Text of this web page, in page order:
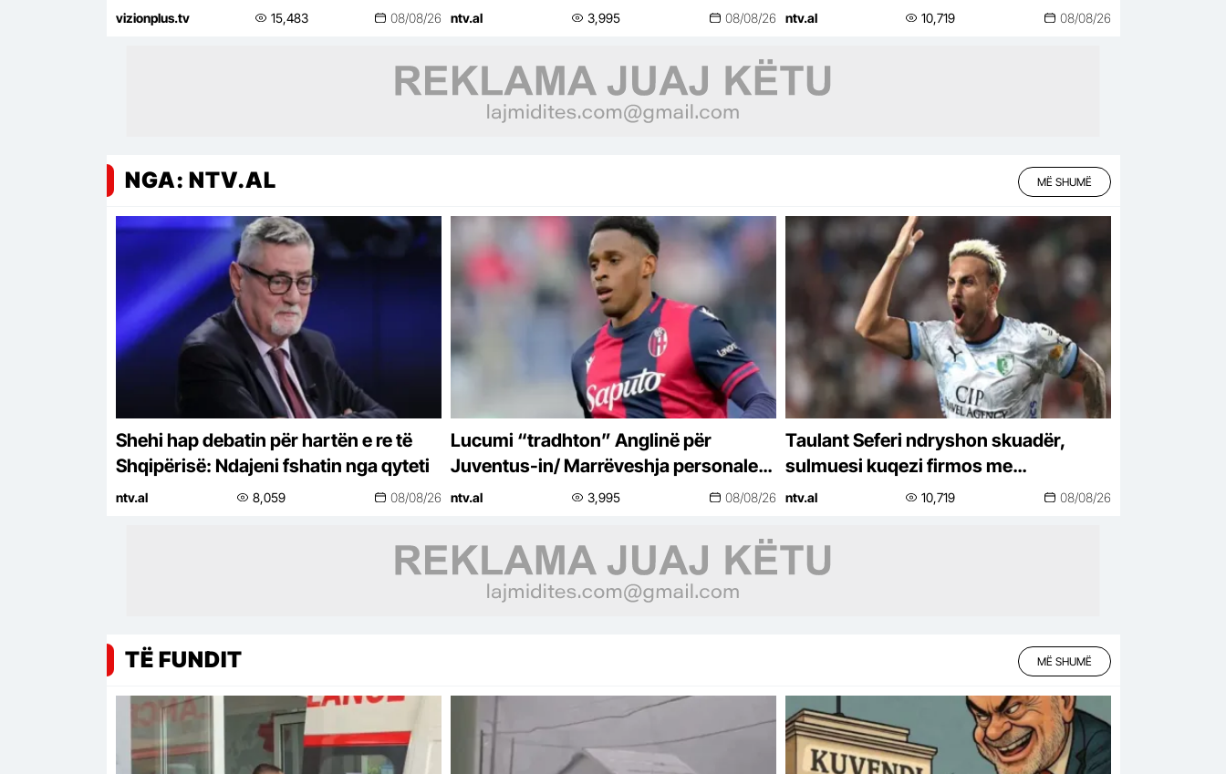
lartë e topit të golit të Maradonës
vizionplus.tv 15,483 08/08/26
5 vite në Torino
ntv.al 3,995 08/08/26
Kayserisporin
ntv.al 10,719 08/08/26
NGA: NTV.AL MË SHUMË
Shehi hap debatin për hartën e re të
Shqipërisë: Ndajeni fshatin nga qyteti
ntv.al 8,059 08/08/26
Lucumi “tradhton” Anglinë për
Juventus-in/ Marrëveshja personale,
5 vite në Torino
ntv.al 3,995 08/08/26
Taulant Seferi ndryshon skuadër,
sulmuesi kuqezi firmos me
Kayserisporin
ntv.al 10,719 08/08/26
TË FUNDIT MË SHUMË